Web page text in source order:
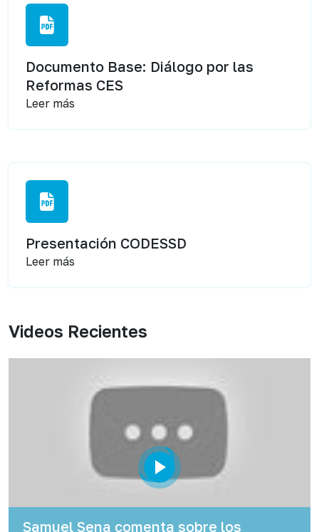
Documento Base: Diálogo por las
Reformas CES
Leer más
Presentación CODESSD
Leer más
Videos Recientes
Samuel Sena comenta sobre los